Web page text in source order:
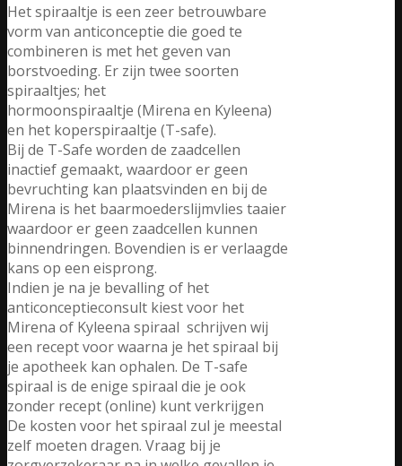
Het spiraaltje is een zeer betrouwbare
vorm van anticonceptie die goed te
combineren is met het geven van
borstvoeding. Er zijn twee soorten
spiraaltjes; het
hormoonspiraaltje (Mirena en Kyleena)
en het koperspiraaltje (T-safe).
Bij de T-Safe worden de zaadcellen
inactief gemaakt, waardoor er geen
bevruchting kan plaatsvinden en bij de
Mirena is het baarmoederslijmvlies taaier
waardoor er geen zaadcellen kunnen
binnendringen. Bovendien is er verlaagde
kans op een eisprong.
Indien je na je bevalling of het
anticonceptieconsult kiest voor het
Mirena of Kyleena spiraal schrijven wij
een recept voor waarna je het spiraal bij
je apotheek kan ophalen. De T-safe
spiraal is de enige spiraal die je ook
zonder recept (online) kunt verkrijgen
De kosten voor het spiraal zul je meestal
zelf moeten dragen. Vraag bij je